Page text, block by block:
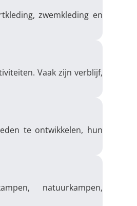
zwemkleding en
Vaak zijn verblijf,
te ontwikkelen, hun
natuurkampen,